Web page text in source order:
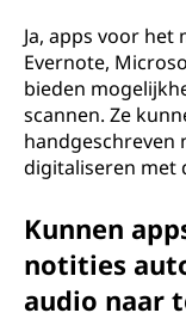
Ja, apps voor het
Evernote,
bieden
scannen. Ze
handgeschreven
digitaliseren met
Kunnen
notities
audio naar